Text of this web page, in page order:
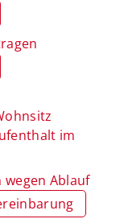
im
Ablauf